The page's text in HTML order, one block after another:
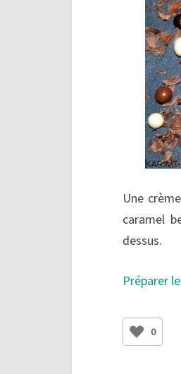
Une
caramel
dessus.
Préparer
0